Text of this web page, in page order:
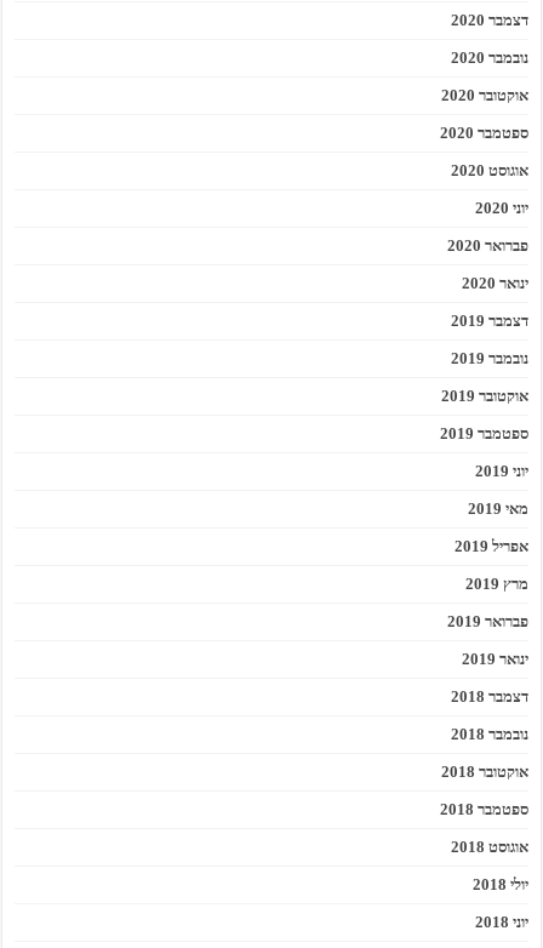
דצמבר 2020
נובמבר 2020
אוקטובר 2020
ספטמבר 2020
אוגוסט 2020
יוני 2020
פברואר 2020
ינואר 2020
דצמבר 2019
נובמבר 2019
אוקטובר 2019
ספטמבר 2019
יוני 2019
מאי 2019
אפריל 2019
מרץ 2019
פברואר 2019
ינואר 2019
דצמבר 2018
נובמבר 2018
אוקטובר 2018
ספטמבר 2018
אוגוסט 2018
יולי 2018
יוני 2018